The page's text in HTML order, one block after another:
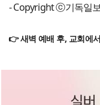
- Copyright ⓒ기독일
👉 새벽 예배 후, 교회에